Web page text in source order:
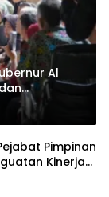
Al
RSUD
Pimpinan
Kinerja